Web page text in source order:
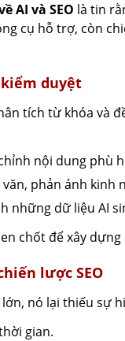
AI và SEO là tin
cụ hỗ trợ, còn
duyệt
tích từ khóa và
nội dung phù
phản ánh kinh
những dữ liệu AI
chốt để xây
lược SEO
nó lại thiếu sự
gian.